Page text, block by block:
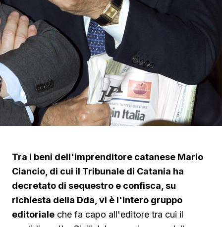
Tra i beni dell'imprenditore catanese Mario
Ciancio, di cui il Tribunale di Catania ha
decretato di sequestro e confisca, su
richiesta della Dda, vi è l'intero gruppo
editoriale che fa capo all'editore tra cui il